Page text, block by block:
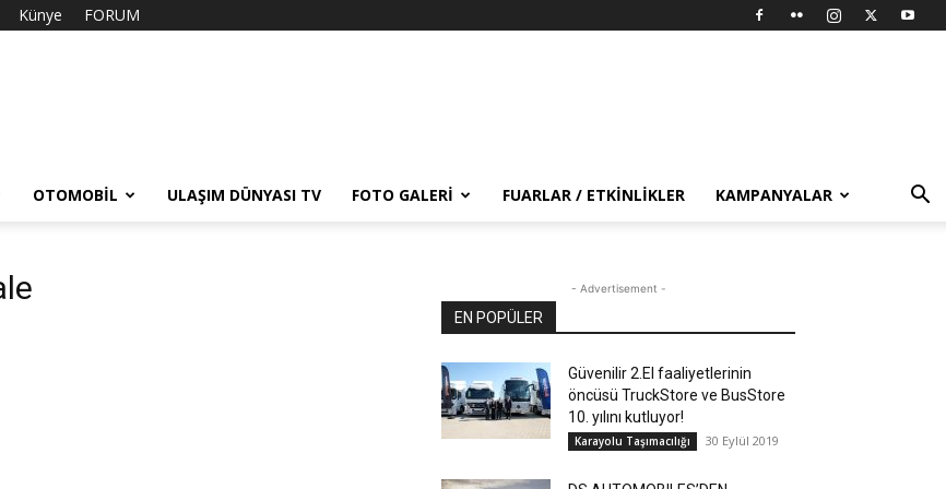
Künye FORUM
OTOMOBIL ULAŞIM DÜNYASI TV FOTO GALERI FUARLAR / ETKINLIKLER KAMPANYALAR
- Advertisement -
EN POPÜLER
Güvenilir 2.El faaliyetlerinin
öncüsü TruckStore ve BusStore
10. yılını kutluyor!
Karayolu Taşımacılığı 30 Eylül 2019